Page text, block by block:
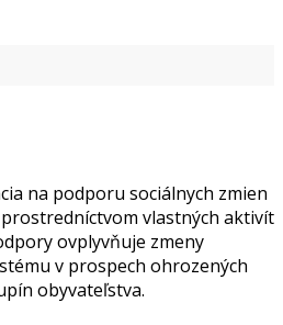
na podporu sociálnych zmien
vlastných aktivít
ovplyvňuje zmeny
v prospech ohrozených
obyvateľstva.